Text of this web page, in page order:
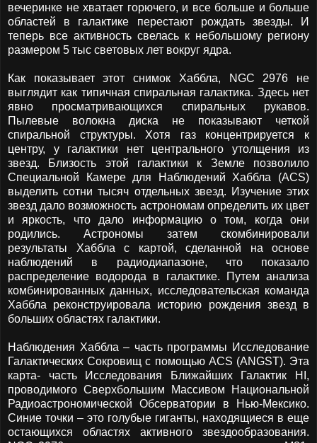
вечеринке не хватает горючего, и все больше и больше
областей в галактике перестают рождать звезды. И
теперь все активность свелась к небольшому региону
размером 5 тыс световых лет вокруг ядра.
Как показывает этот снимок Хаббла, NGC 2976 не
выглядит как типичная спиральная галактика. Здесь нет
явно просматривающихся спиральных рукавов.
Пылевые волокна диска не показывают четкой
спиральной структуры. Хотя газ концентрируется к
центру, у галактики нет центрального утолщения из
звезд. Близость этой галактики к Земле позволило
Специальной Камере для Наблюдений Хаббла (ACS)
выделить сотни тысяч отдельных звезд. Изучение этих
звезд дало возможность астрономам определить их цвет
и яркость, что дало информацию о том, когда они
родились. Астрономы затем скомбинировали
результаты Хаббла с картой, сделанной на основе
наблюдений в радиодиапазоне, что показало
распределение водорода в галактике. Путем анализа
комбинированных данных, исследовательская команда
Хаббла реконструировала историю рождения звезд в
больших областях галактики.
Наблюдения Хаббла – часть программы Исследование
Галактических Сокровищ с помощью ACS (ANGST). Эта
карта- часть Исследования Ближайших Галактик HI,
проводимого Сверхбольшим Массивом Национальной
Радиоастрономической Обсерватории в Нью-Мексико.
Синие точки – это голубые гиганты, находящиеся в еще
остающихся областях активного звездообразования.